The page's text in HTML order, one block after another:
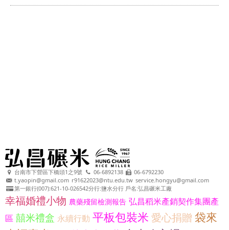
台南市下營區下橋頭1之9號 06-6892138
06-6792230
t.yaopin@gmail.com r91622023@ntu.edu.tw service.hongyu@gmail.com
第一銀行(007):621-10-026542分行:鹽水分行 戶名:弘昌碾米工廠
幸福婚禮小物 農藥殘留檢測報告 弘昌稻米產銷契作集團產
區 囍米禮盒 永續行動 平板包裝米 愛心捐贈 袋來